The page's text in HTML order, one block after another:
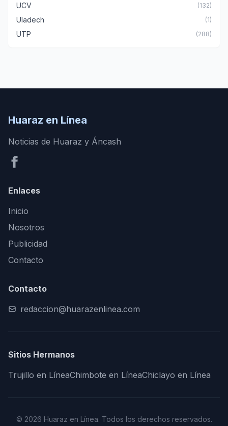
UCV (132)
Uladech (1)
UTP (288)
Huaraz en Línea
Noticias de Huaraz y Áncash
Enlaces
Inicio
Nosotros
Publicidad
Contacto
Contacto
redaccion@huarazenlinea.com
Sitios Hermanos
Trujillo en LíneaChimbote en LíneaChiclayo en Línea
© 2026 Huaraz en Línea. Todos los derechos reservados.